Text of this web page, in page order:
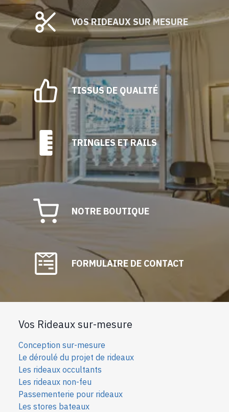
peuvent
être
choisies
sur
produit
VOS RIDEAUX SUR MESURE
TISSUS DE QUALITÉ
TRINGLES ET RAILS
NOTRE BOUTIQUE
FORMULAIRE DE CONTACT
Vos Rideaux sur-mesure
Conception sur-mesure
Le déroulé du projet de rideaux
Les rideaux occultants
Les rideaux non-feu
Passementerie pour rideaux
Les stores bateaux